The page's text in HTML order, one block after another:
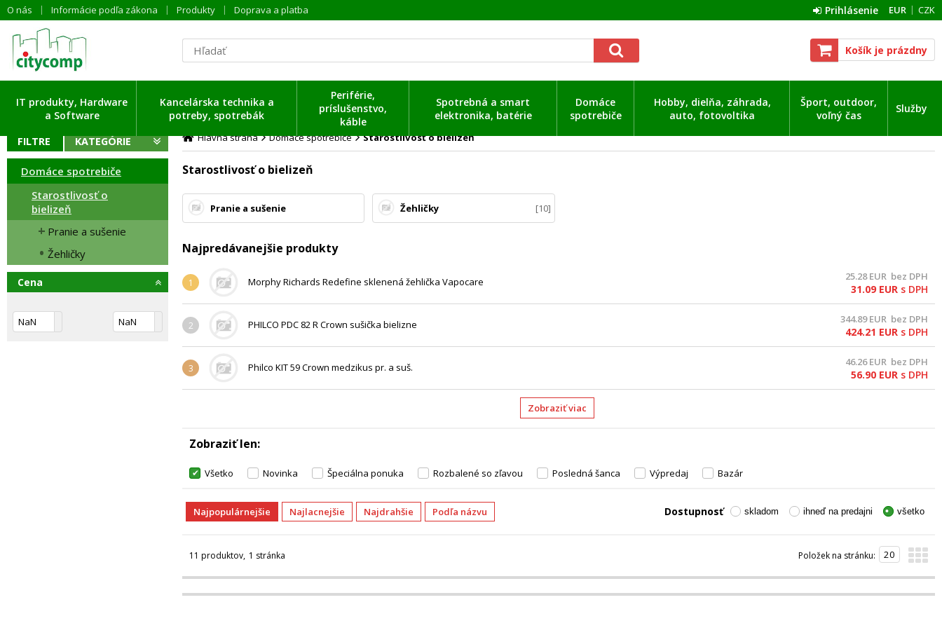
O nás Informácie podľa zákona Produkty Doprava a platba EUR CZK
Prihlásenie
Košík je prázdny
IT produkty, Hardware
a Software
Kancelárska technika a
potreby, spotrebák
Periférie,
príslušenstvo,
káble
Spotrebná a smart
elektronika, batérie
Domáce
spotrebiče
Hobby, dielňa, záhrada,
auto, fotovoltika
Šport, outdoor,
voľný čas
Služby
FILTRE KATEGÓRIE
Domáce spotrebiče
Starostlivosť o
bielizeň
Pranie a sušenie
Žehličky
Cena
Hlavná strana Domáce spotrebiče Starostlivosť o bielizeň
Starostlivosť o bielizeň
Pranie a sušenie Žehličky 10
Najpredávanejšie produkty
1 Morphy Richards Redefine sklenená žehlička Vapocare 25.28EUR bez DPH
31.09 EUR s DPH
2 PHILCO PDC 82 R Crown sušička bielizne 344.89EUR bez DPH
424.21 EUR s DPH
3 Philco KIT 59 Crown medzikus pr. a suš. 46.26EUR bez DPH
56.90 EUR s DPH
Zobraziť viac
Zobraziť len
Všetko Novinka Špeciálna ponuka Rozbalené so zľavou Posledná šanca Výpredaj Bazár
Najpopulárnejšie Najlacnejšie Najdrahšie Podľa názvu Dostupnosť skladom ihneď na predajni všetko
11 produktov 1 stránka Položek na stránku:
dáta ...